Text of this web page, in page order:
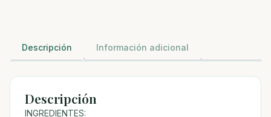
Descripción Información adicional
Descripción
INGREDIENTES: